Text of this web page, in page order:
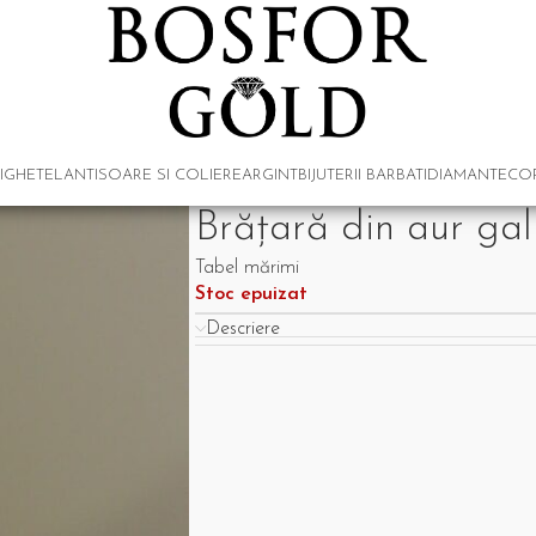
LANTISOARE SI COLIEREARGINTBIJUTERII BARBATI DIAMANTE
Brățară din aur
Tabel mărimi
Stoc epuizat
Descriere